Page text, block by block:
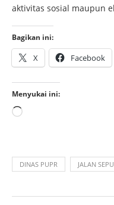
aktivitas sosial maupun
Bagikan ini:
X Facebook
Menyukai ini:
DINAS PUPR JALAN